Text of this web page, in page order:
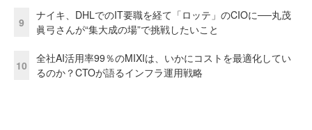
9
ナイキ、DHLでのIT要職を経て「ロッテ」のCIOに──丸茂
眞弓さんが“集大成の場”で挑戦したいこと
10
全社AI活用率99％のMIXIは、いかにコストを最適化してい
るのか？CTOが語るインフラ運用戦略